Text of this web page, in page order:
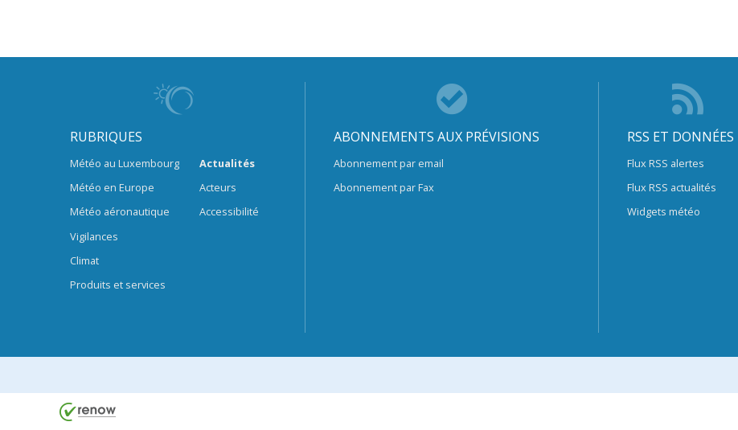
RUBRIQUES
Météo au Luxembourg
Météo en Europe
Météo aéronautique
Vigilances
Climat
Produits et services
Actualités
Acteurs
Accessibilité
ABONNEMENTS AUX PRÉVISIONS
Abonnement par email
Abonnement par Fax
RSS ET DONNÉES
Flux RSS alertes
Flux RSS actualités
Widgets météo